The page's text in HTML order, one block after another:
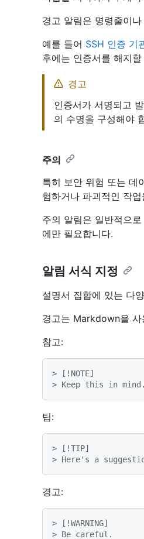
경고 알림은 명령줄이
예를 들어 SSH 인증 기
후에는 인증서를 해지
경고
인증서가 서명되고
의 수명을 구성해야
주의
특히 보안 위험 또는 데
험하거나 파괴적인 작
주의 알림은 일반적으
에만 필요합니다.
알림 서식 지정
설명서 집합에 있는 다
경고는 Markdown을 사
참고:
> [!NOTE]
> Keep this in mind.
팁:
> [!TIP]
> Here's a
경고:
> [!WARNING]
> Be careful.